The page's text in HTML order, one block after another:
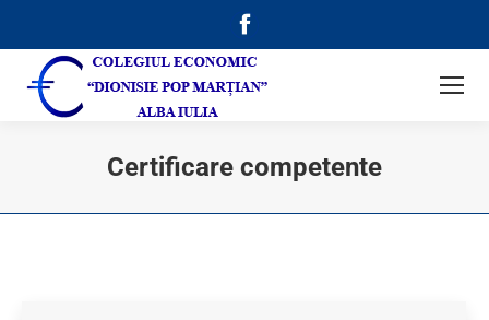
page
opens
window
Certificare competente